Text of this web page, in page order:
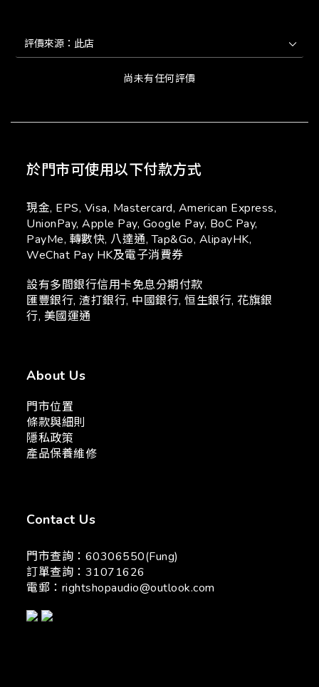
尚未有任何評價
於門市可使用以下付款方式
現金, EPS, Visa, Mastercard, American Express,
UnionPay, Apple Pay, Google Pay, BoC Pay,
PayMe, 轉數快, 八達通, Tap&Go, AlipayHK,
WeChat Pay HK及電子消費券
設有多間銀行信用卡免息分期付款
匯豐銀行, 渣打銀行, 中國銀行, 恒生銀行, 花旗銀
行, 美國運通
About Us
門市位置
條款與細則
隱私政策
產品保養維修
Contact Us
門市查詢：60306550(Fung)
訂單查詢：31071626
電郵： rightshopaudio@outlook.com